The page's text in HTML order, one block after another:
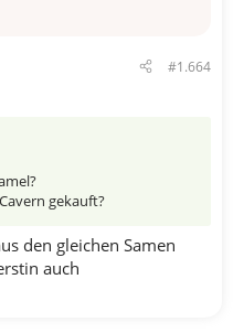
#1.664
gekauft?
den gleichen Samen
auch